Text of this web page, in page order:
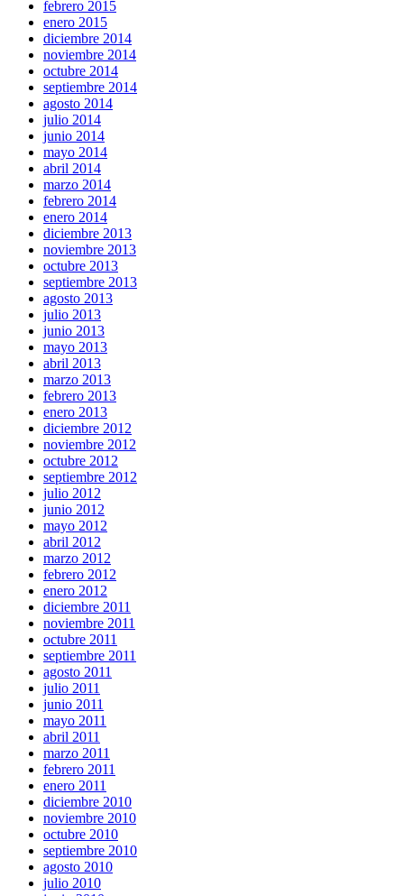
febrero 2015
enero 2015
diciembre 2014
noviembre 2014
octubre 2014
septiembre 2014
agosto 2014
julio 2014
junio 2014
mayo 2014
abril 2014
marzo 2014
febrero 2014
enero 2014
diciembre 2013
noviembre 2013
octubre 2013
septiembre 2013
agosto 2013
julio 2013
junio 2013
mayo 2013
abril 2013
marzo 2013
febrero 2013
enero 2013
diciembre 2012
noviembre 2012
octubre 2012
septiembre 2012
julio 2012
junio 2012
mayo 2012
abril 2012
marzo 2012
febrero 2012
enero 2012
diciembre 2011
noviembre 2011
octubre 2011
septiembre 2011
agosto 2011
julio 2011
junio 2011
mayo 2011
abril 2011
marzo 2011
febrero 2011
enero 2011
diciembre 2010
noviembre 2010
octubre 2010
septiembre 2010
agosto 2010
julio 2010